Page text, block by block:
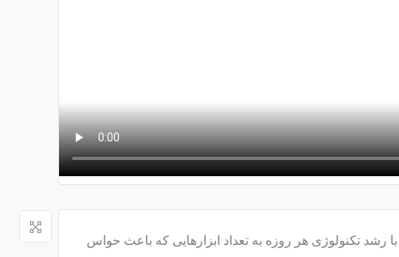
تکنولوژی هر روزه به تعداد ابزارهایی که باعث حواس